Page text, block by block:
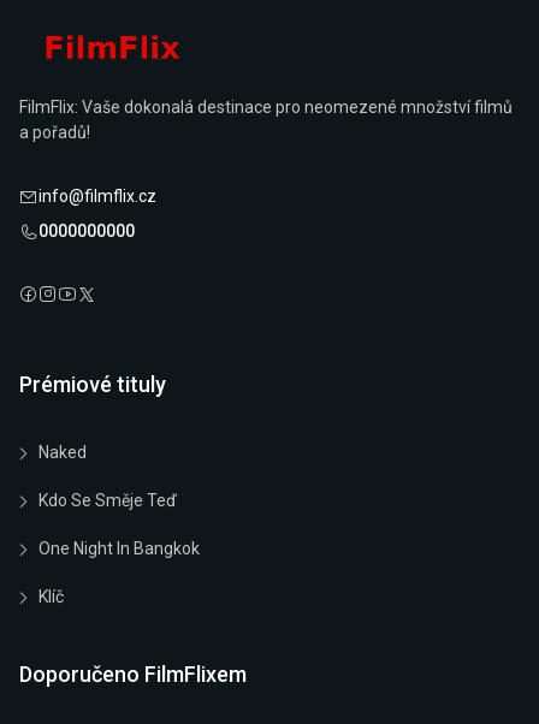
FilmFlix: Vaše dokonalá destinace pro neomezené množství filmů
a pořadů!
info@filmflix.cz
0000000000
Prémiové tituly
Naked
Kdo Se Směje Teď
One Night In Bangkok
Klíč
Doporučeno FilmFlixem